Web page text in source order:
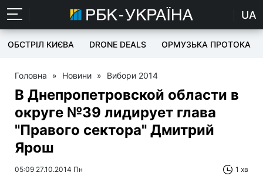
UA
ОБСТРІЛ КИЄВА DRONE DEALS ОРМУЗЬКА ПРОТОКА
Головна » Новини » Вибори 2014
В Днепропетровской области в
округе №39 лидирует глава
"Правого сектора" Дмитрий
Ярош
05:09 27.10.2014 Пн 1 хв